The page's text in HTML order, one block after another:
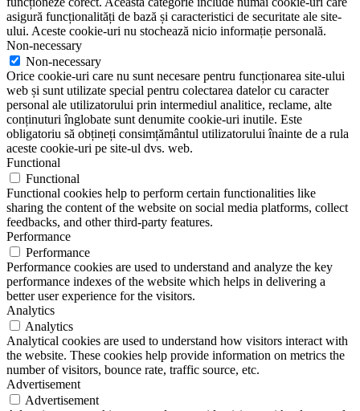
asigură funcționalități de bază și caracteristici de securitate ale site-
ului. Aceste cookie-uri nu stochează nicio informație personală.
Non-necessary
Non-necessary
Orice cookie-uri care nu sunt necesare pentru funcționarea site-ului
web și sunt utilizate special pentru colectarea datelor cu caracter
personal ale utilizatorului prin intermediul analitice, reclame, alte
conținuturi înglobate sunt denumite cookie-uri inutile. Este
obligatoriu să obțineți consimțământul utilizatorului înainte de a rula
aceste cookie-uri pe site-ul dvs. web.
Functional
Functional
Functional cookies help to perform certain functionalities like
sharing the content of the website on social media platforms, collect
feedbacks, and other third-party features.
Performance
Performance
Performance cookies are used to understand and analyze the key
performance indexes of the website which helps in delivering a
better user experience for the visitors.
Analytics
Analytics
Analytical cookies are used to understand how visitors interact with
the website. These cookies help provide information on metrics the
number of visitors, bounce rate, traffic source, etc.
Advertisement
Advertisement